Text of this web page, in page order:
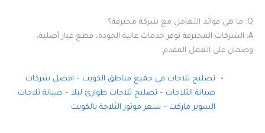
Q: ما هي فوائد التعامل مع شركة محترفة؟
A: الشركات المحترفة توفر خدمات عالية الجودة، قطع غيار أصلية،
وضمان على العمل المقدم.
تصليح ثلاجات في جميع مناطق الكويت – افضل شركات
صيانة الثلاجات – تصليح ثلاجات طوارئ ليلا– صيانة ثلاجات
السوبر ماركت – سعر موتور الثلاجة بالكويت